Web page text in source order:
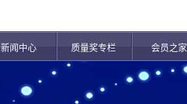
新闻中心 质量奖专栏 会员之家